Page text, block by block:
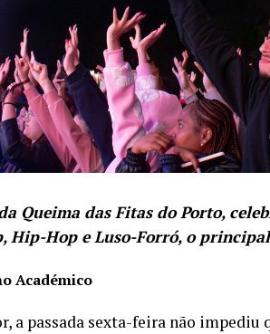
Queima das Fitas do Porto,
Hip-Hop e Luso-Forró, o
Académico
a passada sexta-feira não